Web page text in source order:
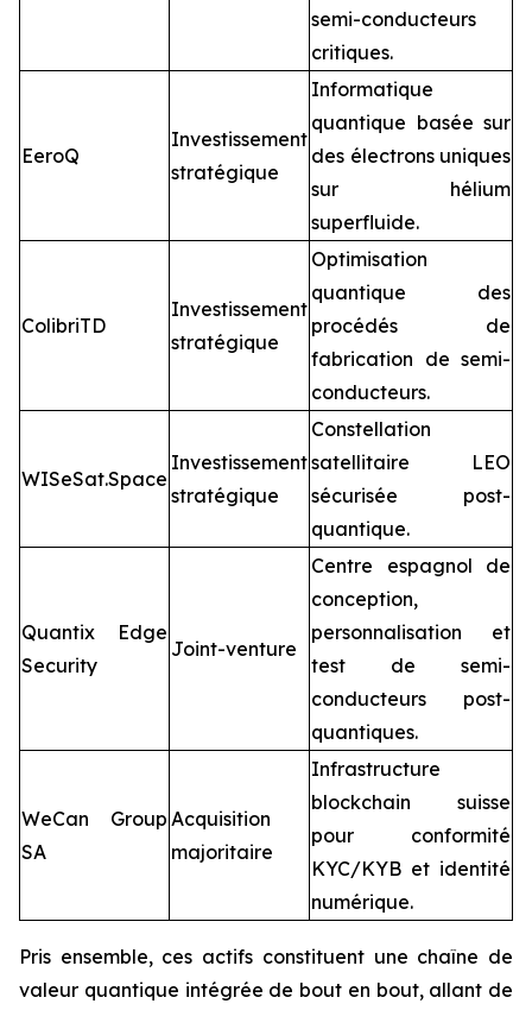
semi-conducteurs
critiques.
EeroQ
Investissement
stratégique
Informatique
quantique basée sur
des électrons uniques
sur hélium
superfluide.
ColibriTD
Investissement
stratégique
Optimisation
quantique des
procédés de
fabrication de semi-
conducteurs.
WISeSat.Space
Investissement
stratégique
Constellation
satellitaire LEO
sécurisée post-
quantique.
Quantix Edge
Security
Joint-venture
Centre espagnol de
conception,
personnalisation et
test de semi-
conducteurs post-
quantiques.
WeCan Group
SA
Acquisition
majoritaire
Infrastructure
blockchain suisse
pour conformité
KYC/KYB et identité
numérique.
Pris ensemble, ces actifs constituent une chaîne de
valeur quantique intégrée de bout en bout, allant de